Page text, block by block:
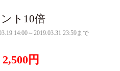
ト10倍
14:00～2019.03.31 23:59まで
2,500円